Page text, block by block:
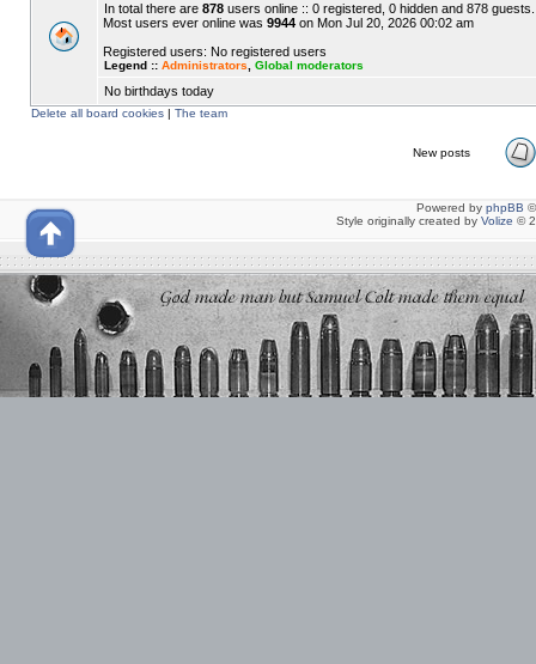
In total there are 878 users online :: 0 registered, 0 hidden and 878 guests.
Most users ever online was 9944 on Mon Jul 20, 2026 00:02 am
Registered users: No registered users
Legend :: Administrators Global moderators
No birthdays today
Delete all board cookies | The team
New posts
Powered by phpBB
Style originally created by Volize ©